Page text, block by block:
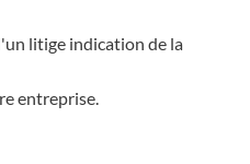
litige indication de la
entreprise.